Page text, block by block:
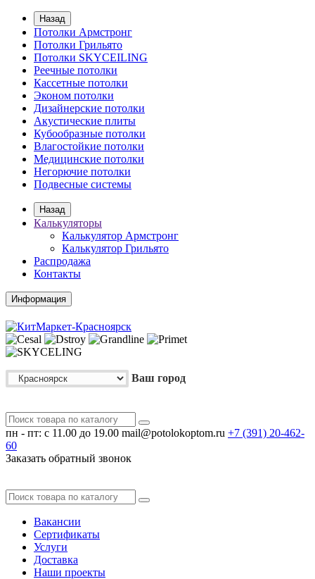
Назад
Потолки Армстронг
Потолки Грильято
Потолки SKYCEILING
Реечные потолки
Кассетные потолки
Эконом потолки
Дизайнерские потолки
Акустические плиты
Кубообразные потолки
Влагостойкие потолки
Медицинские потолки
Негорючие потолки
Подвесные системы
Назад
Калькуляторы
Калькулятор Армстронг
Калькулятор Грильято
Распродажа
Контакты
Информация
Ваш город
пн - пт: с 11.00 до 19.00 mail@potolokoptom.ru +7 (391) 20-462-
60
Заказать обратный звонок
Вакансии
Сертификаты
Услуги
Доставка
Наши проекты